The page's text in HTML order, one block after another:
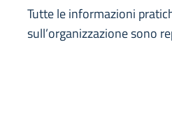
Tutte le informazioni
sull’organizzazione sono